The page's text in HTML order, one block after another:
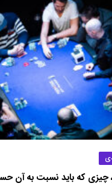
چیزی که باید نسبت به آن